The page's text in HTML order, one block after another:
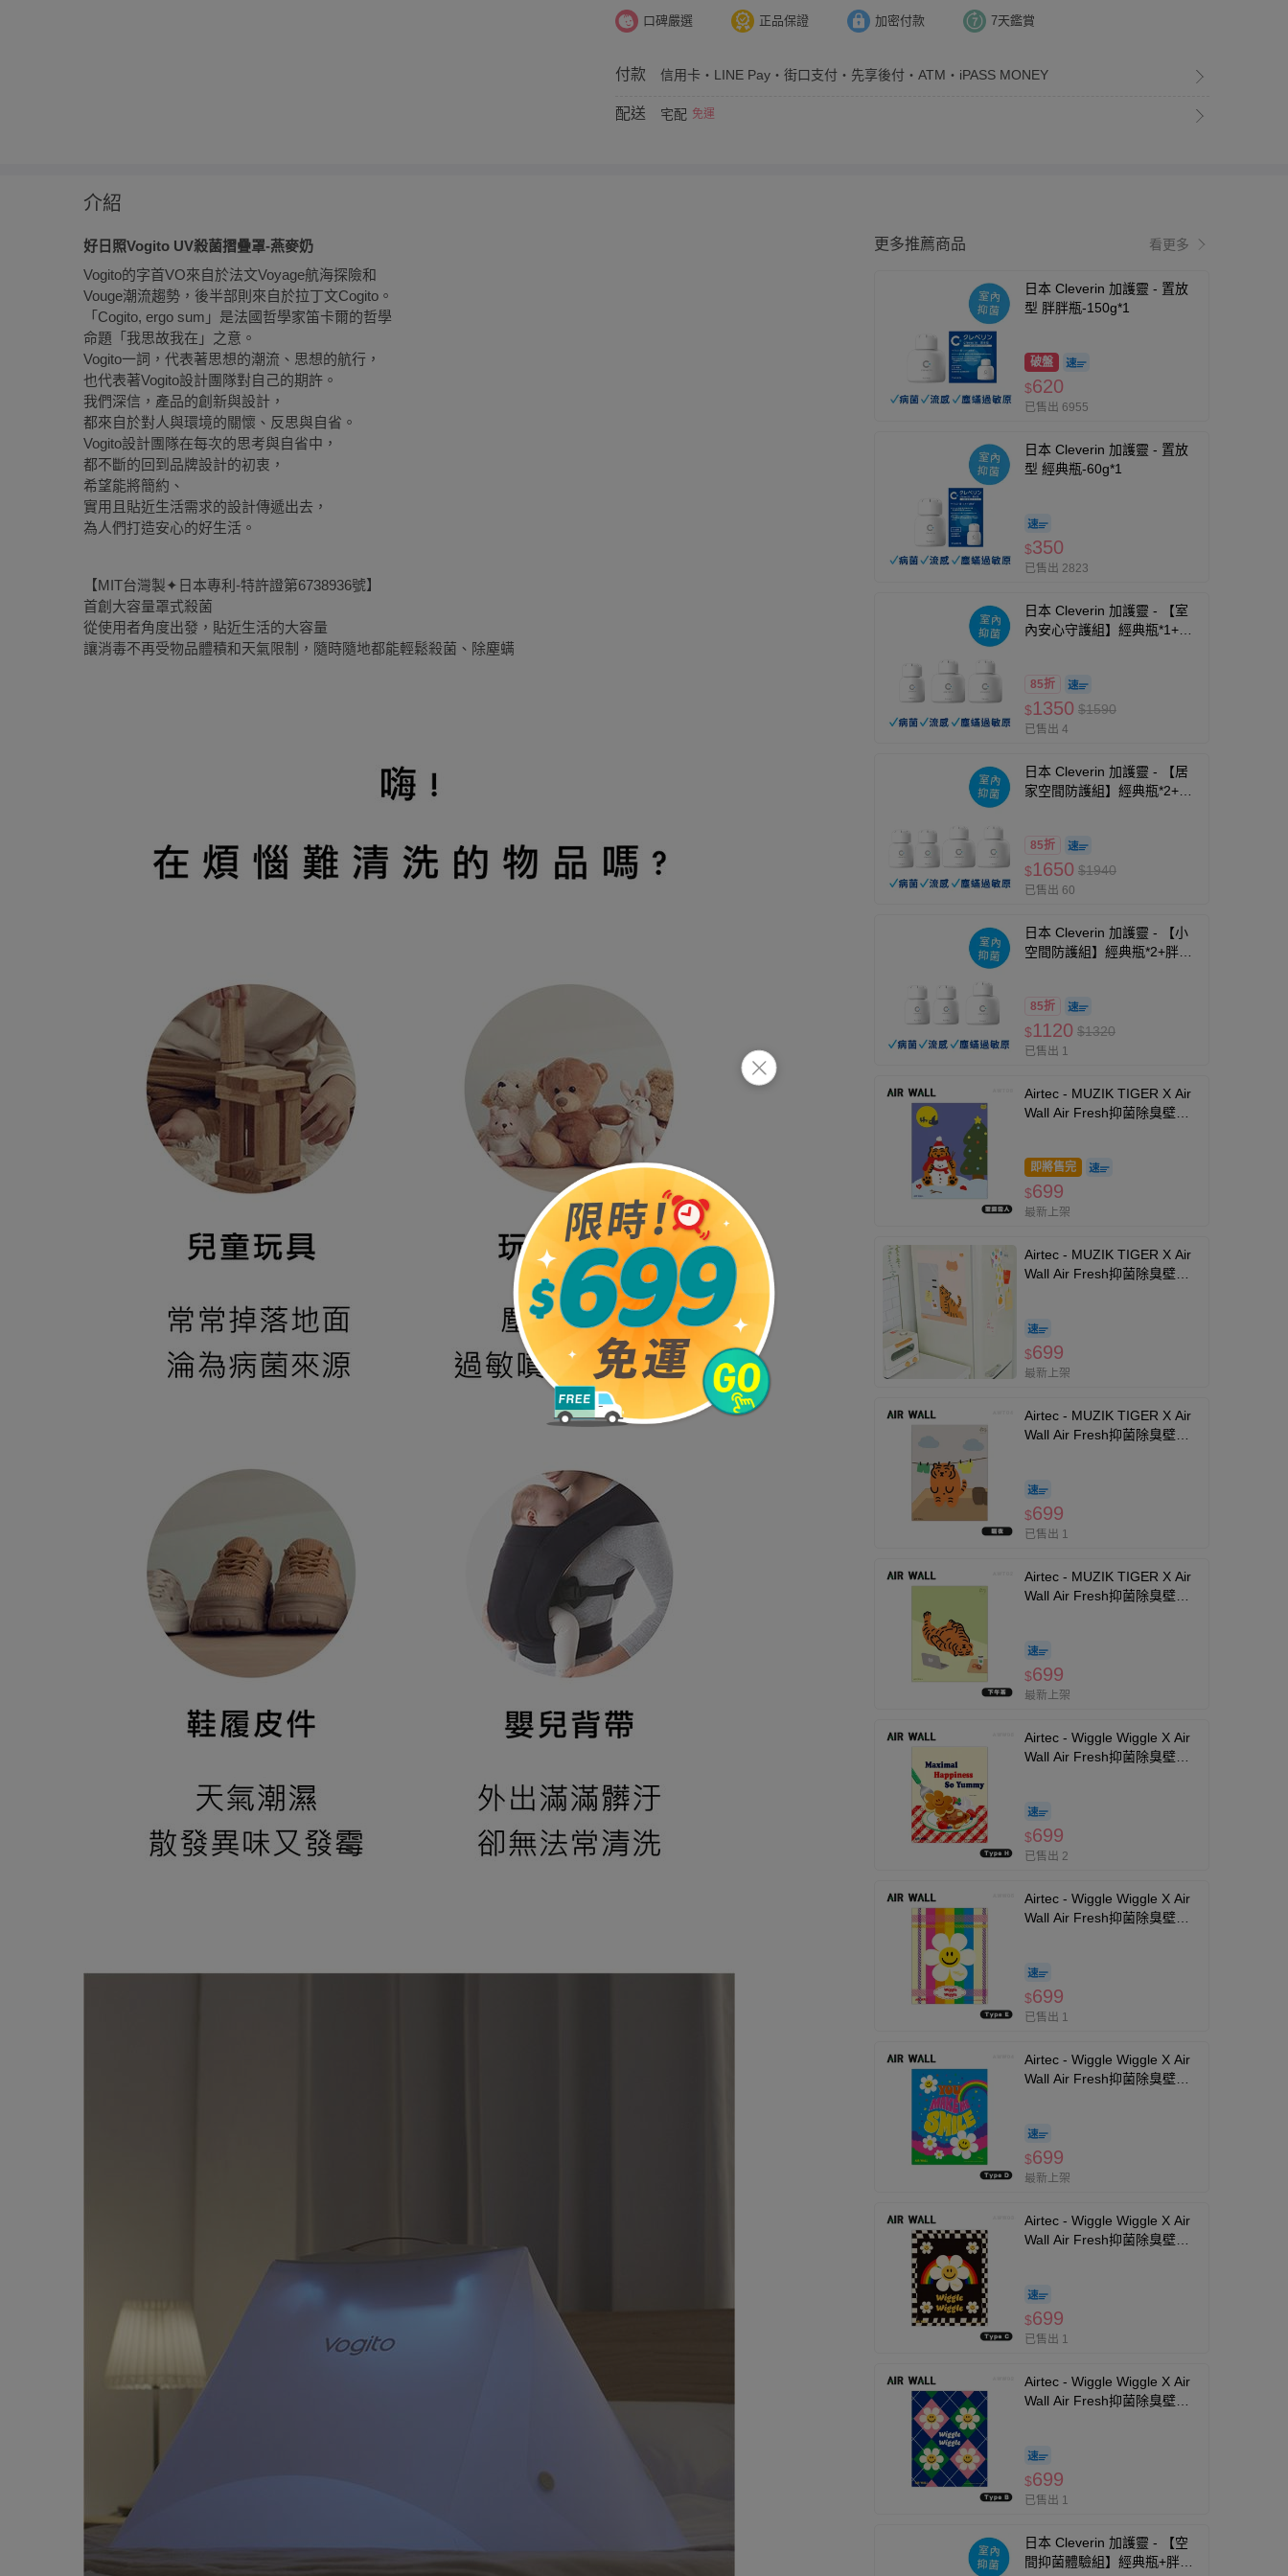
口碑嚴選 正品保證 加密付款 7天鑑賞
付款 信用卡・LINE Pay・街口支付・先享後付・ATM・iPASS MONEY
配送 宅配 免運
介紹
好日照Vogito UV殺菌摺疊罩-燕麥奶
Vogito的字首VO來自於法文Voyage航海探險和
Vouge潮流趨勢，後半部則來自於拉丁文Cogito。
「Cogito, ergo sum」是法國哲學家笛卡爾的哲學
命題「我思故我在」之意。
Vogito一詞，代表著思想的潮流、思想的航行，
也代表著Vogito設計團隊對自己的期許。
我們深信，產品的創新與設計，
都來自於對人與環境的關懷、反思與自省。
Vogito設計團隊在每次的思考與自省中，
都不斷的回到品牌設計的初衷，
希望能將簡約、
實用且貼近生活需求的設計傳遞出去，
為人們打造安心的好生活。
【MIT台灣製✦日本專利-特許證第6738936號】
首創大容量罩式殺菌
從使用者角度出發，貼近生活的大容量
讓消毒不再受物品體積和天氣限制，隨時隨地都能輕鬆殺菌、除塵螨
更多推薦商品 看更多
日本 Cleverin 加護靈 - 置放
型 胖胖瓶-150g*1
破盤
$620
已售出 6955
日本 Cleverin 加護靈 - 置放
型 經典瓶-60g*1
$350
已售出 2823
日本 Cleverin 加護靈 - 【室
內安心守護組】經典瓶*1+胖
85折
$1350 $1590
已售出 4
日本 Cleverin 加護靈 - 【居
家空間防護組】經典瓶*2+胖
85折
$1650 $1940
已售出 60
日本 Cleverin 加護靈 - 【小
空間防護組】經典瓶*2+胖胖
85折
$1120 $1320
已售出 1
Airtec - MUZIK TIGER X Air
Wall Air Fresh抑菌除臭壁貼-
即將售完
$699
最新上架
Airtec - MUZIK TIGER X Air
Wall Air Fresh抑菌除臭壁貼-
$699
最新上架
Airtec - MUZIK TIGER X Air
Wall Air Fresh抑菌除臭壁貼-
$699
已售出 1
Airtec - MUZIK TIGER X Air
Wall Air Fresh抑菌除臭壁貼-
$699
最新上架
Airtec - Wiggle Wiggle X Air
Wall Air Fresh抑菌除臭壁貼-
$699
已售出 2
Airtec - Wiggle Wiggle X Air
Wall Air Fresh抑菌除臭壁貼-
$699
已售出 1
Airtec - Wiggle Wiggle X Air
Wall Air Fresh抑菌除臭壁貼-
$699
最新上架
Airtec - Wiggle Wiggle X Air
Wall Air Fresh抑菌除臭壁貼-
$699
已售出 1
Airtec - Wiggle Wiggle X Air
Wall Air Fresh抑菌除臭壁貼-
$699
已售出 1
日本 Cleverin 加護靈 - 【空
間抑菌體驗組】經典瓶+胖胖